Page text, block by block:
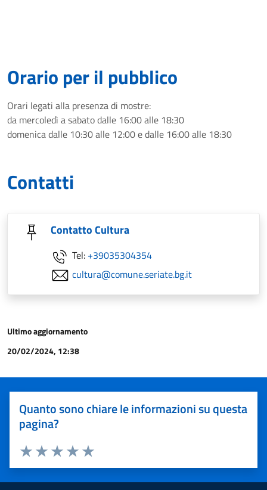
Orario per il pubblico
Orari legati alla presenza di mostre:
da mercoledì a sabato dalle 16:00 alle 18:30
domenica dalle 10:30 alle 12:00 e dalle 16:00 alle 18:30
Contatti
Contatto Cultura
Tel: +39035304354
cultura@comune.seriate.bg.it
Ultimo aggiornamento
20/02/2024, 12:38
Quanto sono chiare le informazioni su questa
pagina?
Valuta 5 stelle su 5
Valuta 4 stelle su 5
Valuta 3 stelle su 5
Valuta 2 stelle su 5
Valuta 1 stelle su 5